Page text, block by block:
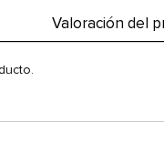
Valoración del